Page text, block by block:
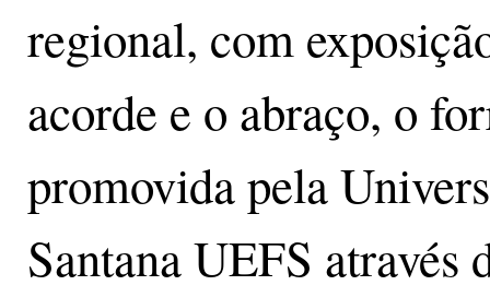
regional, com
acorde e o abraço, o
promovida pela
Santana UEFS através